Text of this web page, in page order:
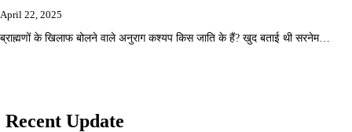
April 22, 2025
ब्राह्मणों के खिलाफ बोलने वाले अनुराग कश्यप किस जाति के हैं? खुद बताई थी सरनेम…
Recent Update